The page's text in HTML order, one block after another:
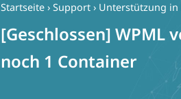
Startseite › Support › Unterstützung in
[Geschlossen] WPML
noch 1 Container